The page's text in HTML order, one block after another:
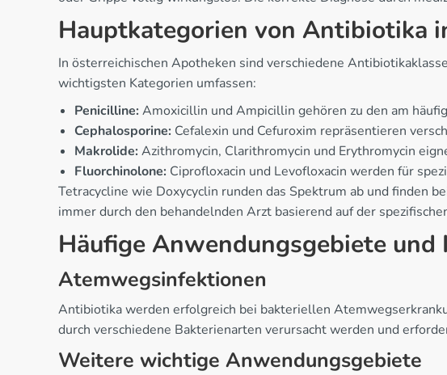
Hauptkategorien von Antibiotika
In österreichischen Apotheken sind verschiedene
wichtigsten Kategorien umfassen:
Penicilline: Amoxicillin und Ampicillin gehören zu den am
Cephalosporine: Cefalexin und Cefuroxim repräsentieren
Makrolide: Azithromycin, Clarithromycin und Erythromycin
Fluorchinolone: Ciprofloxacin und Levofloxacin werden für
Tetracycline wie Doxycyclin runden das Spektrum ab und finden
immer durch den behandelnden Arzt basierend auf der
Häufige Anwendungsgebiete und
Atemwegsinfektionen
Antibiotika werden erfolgreich bei bakteriellen
durch verschiedene Bakterienarten verursacht werden und
Weitere wichtige Anwendungsgebiete